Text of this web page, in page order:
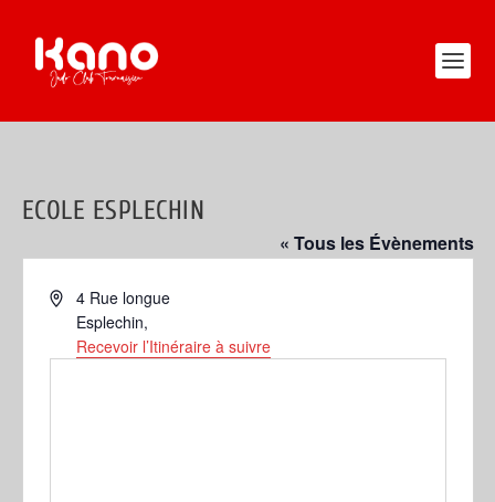
ECOLE ESPLECHIN
« Tous les Évènements
Adresse4 Rue longue
Esplechin,
Recevoir l’Itinéraire à suivre